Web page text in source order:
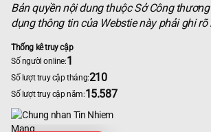
Bản quyền nội dung thuộc Sở Công
dụng thông tin của Webstie này phải ghi rõ
Thống kê truy cập
Số người online:1
Số lượt truy cập tháng:210
Số lượt truy cập năm:15.587